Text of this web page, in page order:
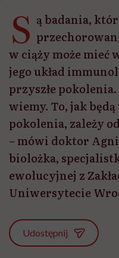
S ą badania,
w ciąży może mieć
jego układ
przyszłe
wiemy. To, jak
pokolenia, zależy
– mówi doktor
biolożka,
ewolucyjnej z
Uniwersytecie
Udostępnij